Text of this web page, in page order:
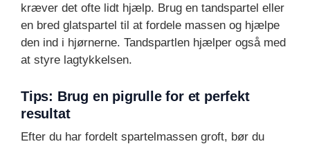
kræver det ofte lidt hjælp. Brug en tandspartel eller
en bred glatspartel til at fordele massen og hjælpe
den ind i hjørnerne. Tandspartlen hjælper også med
at styre lagtykkelsen.
Tips: Brug en pigrulle for et perfekt
resultat
Efter du har fordelt spartelmassen groft, bør du